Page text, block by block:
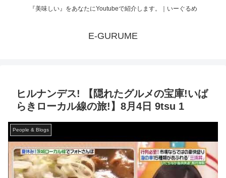
『美味しい』をあなたにYoutubeで紹介します。｜いーぐるめ
E-GURUME
ヒルナンデス! 【隠れたグルメの宝庫!いば
らきローカル線の旅!】8月4日 9tsu 1
People & Blogs